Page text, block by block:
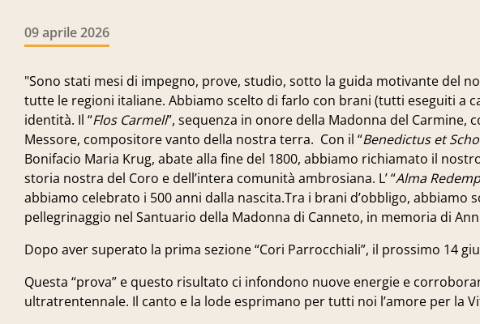
09 aprile 2026
"Sono stati mesi di impegno, prove, studio, sotto la guida motivante del
tutte le regioni italiane. Abbiamo scelto di farlo con brani (tutti eseguiti a
identità. Il “Flos Carmeli”, sequenza in onore della Madonna del
Messore, compositore vanto della nostra terra. Con il “Benedictus et
Bonifacio Maria Krug, abate alla fine del 1800, abbiamo richiamato il
storia nostra del Coro e dell’intera comunità ambrosiana. L’ “Alma
abbiamo celebrato i 500 anni dalla nascita.Tra i brani d’obbligo, abbiamo
pellegrinaggio nel Santuario della Madonna di Canneto, in memoria di
Dopo aver superato la prima sezione “Cori Parrocchiali”, il prossimo 14
Questa “prova” e questo risultato ci infondono nuove energie e
ultratrentennale. Il canto e la lode esprimano per tutti noi l’amore per la